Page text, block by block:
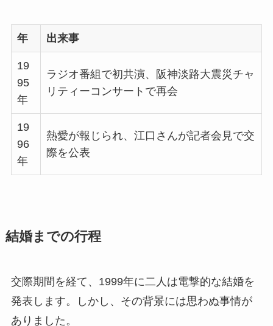
年 出来事
19
95
年
ラジオ番組で初共演、阪神淡路大震災チャ
リティーコンサートで再会
19
96
年
熱愛が報じられ、江口さんが記者会見で交
際を公表
結婚までの行程
交際期間を経て、1999年に二人は電撃的な結婚を
発表します。しかし、その背景には思わぬ事情が
ありました。